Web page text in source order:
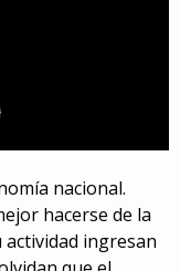
nacional.
hacerse de la
ingresan